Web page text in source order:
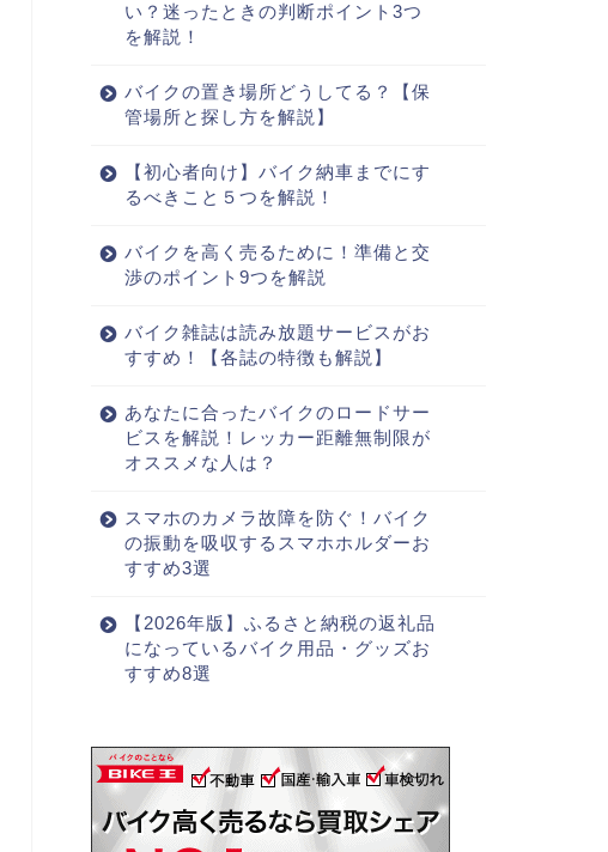
い？迷ったときの判断ポイント3つ
を解説！
バイクの置き場所どうしてる？【保
管場所と探し方を解説】
【初心者向け】バイク納車までにす
るべきこと５つを解説！
バイクを高く売るために！準備と交
渉のポイント9つを解説
バイク雑誌は読み放題サービスがお
すすめ！【各誌の特徴も解説】
あなたに合ったバイクのロードサー
ビスを解説！レッカー距離無制限が
オススメな人は？
スマホのカメラ故障を防ぐ！バイク
の振動を吸収するスマホホルダーお
すすめ3選
【2026年版】ふるさと納税の返礼品
になっているバイク用品・グッズお
すすめ8選